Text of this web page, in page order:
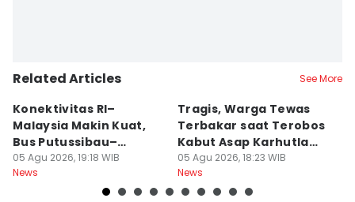
Related Articles See More
Konektivitas RI–
Malaysia Makin Kuat,
Bus Putussibau–
Kuching Masuki Final
05 Agu 2026, 19:18 WIB
News
Tragis, Warga Tewas
Terbakar saat Terobos
Kabut Asap Karhutla
Ketapang
05 Agu 2026, 18:23 WIB
News